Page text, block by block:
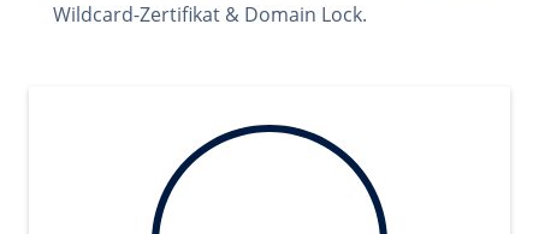
Wildcard-Zertifikat & Domain Lock.